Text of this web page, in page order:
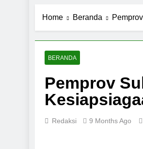
Home Beranda
BERANDA
Pemprov
Redaksi 9 Months Ago